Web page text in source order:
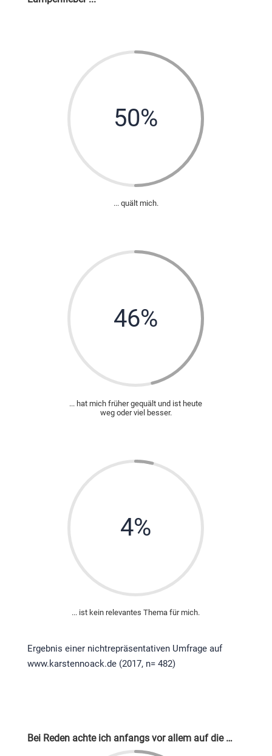
50%
... quält mich.
46%
... hat mich früher gequält und ist heute
weg oder viel besser.
4%
... ist kein relevantes Thema für mich.
Ergebnis einer nichtrepräsentativen Umfrage auf
www.karstennoack.de (2017, n= 482)
Bei Reden achte ich anfangs vor allem auf die …